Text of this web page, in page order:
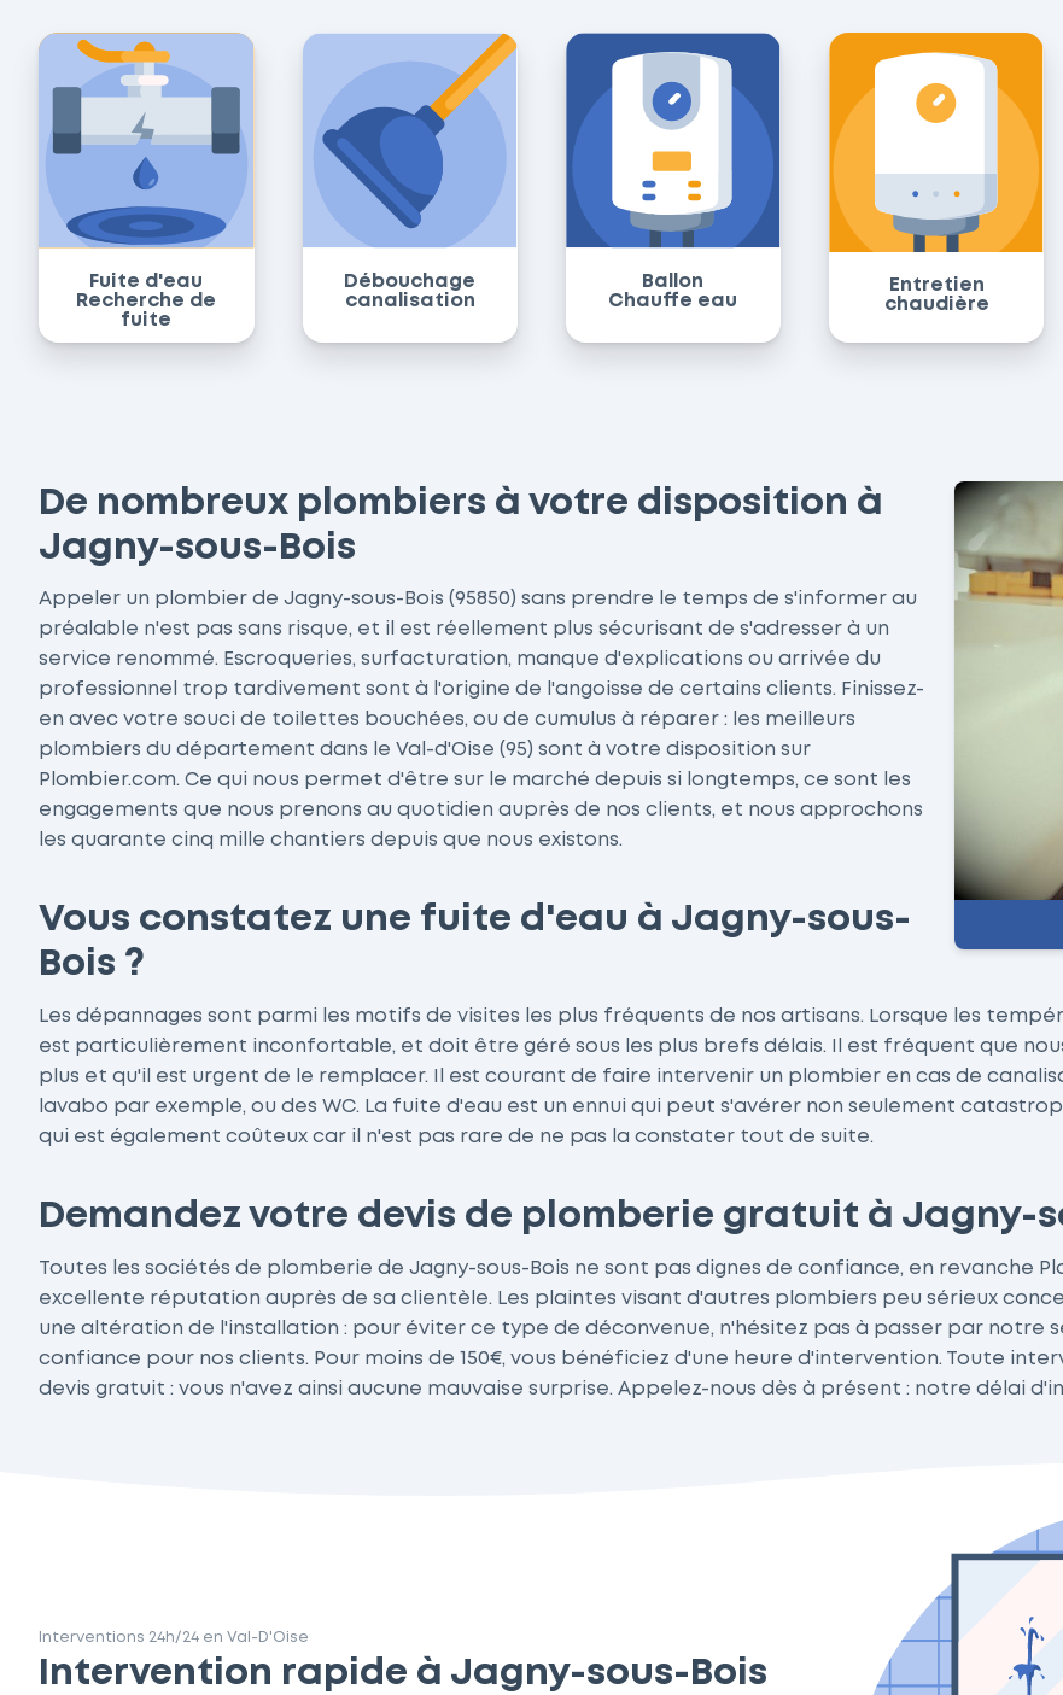
Fuite d'eau
Recherche de
fuite
Débouchage
canalisation
Ballon
Chauffe eau
Entretien
chaudière
De nombreux plombiers à votre disposition à
Jagny-sous-Bois
Appeler un plombier de Jagny-sous-Bois (95850) sans prendre le temps de s'informer au
préalable n'est pas sans risque, et il est réellement plus sécurisant de s'adresser à un
service renommé. Escroqueries, surfacturation, manque d'explications ou arrivée du
professionnel trop tardivement sont à l'origine de l'angoisse de certains clients. Finissez-
en avec votre souci de toilettes bouchées, ou de cumulus à réparer : les meilleurs
plombiers du département dans le Val-d'Oise (95) sont à votre disposition sur
Plombier.com. Ce qui nous permet d'être sur le marché depuis si longtemps, ce sont les
engagements que nous prenons au quotidien auprès de nos clients, et nous approchons
les quarante cinq mille chantiers depuis que nous existons.
Vous constatez une fuite d'eau à Jagny-sous-
Bois ?
Les dépannages sont parmi les motifs de visites les plus fréquents de nos artisans. Lorsque les
est particulièrement inconfortable, et doit être géré sous les plus brefs délais. Il est fréquent que
plus et qu'il est urgent de le remplacer. Il est courant de faire intervenir un plombier en cas de
lavabo par exemple, ou des WC. La fuite d'eau est un ennui qui peut s'avérer non seulement
qui est également coûteux car il n'est pas rare de ne pas la constater tout de suite.
Demandez votre devis de plomberie gratuit à Jagny-
Toutes les sociétés de plomberie de Jagny-sous-Bois ne sont pas dignes de confiance, en revanche
excellente réputation auprès de sa clientèle. Les plaintes visant d'autres plombiers peu sérieux
une altération de l'installation : pour éviter ce type de déconvenue, n'hésitez pas à passer par notre
confiance pour nos clients. Pour moins de 150€, vous bénéficiez d'une heure d'intervention. Toute
devis gratuit : vous n'avez ainsi aucune mauvaise surprise. Appelez-nous dès à présent : notre délai
Interventions 24h/24 en Val-D'Oise
Intervention rapide à Jagny-sous-Bois